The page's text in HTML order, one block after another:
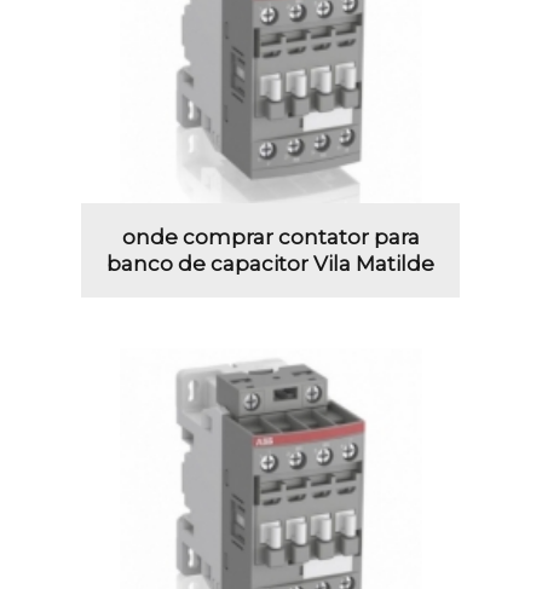
onde comprar contator para
banco de capacitor Vila Matilde